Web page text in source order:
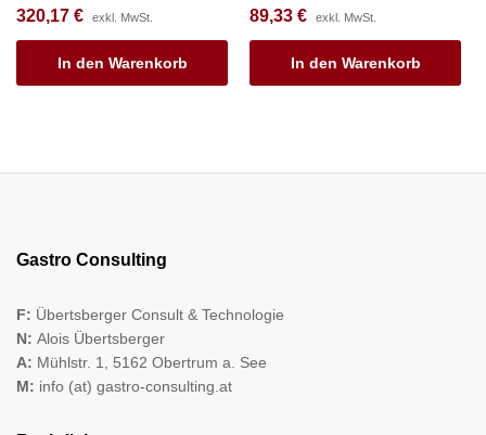
320,17 € exkl. MwSt.
In den Warenkorb
89,33 € exkl. MwSt.
In den Warenkorb
Gastro Consulting
F: Übertsberger Consult & Technologie
N: Alois Übertsberger
A: Mühlstr. 1, 5162 Obertrum a. See
M: info (at) gastro-consulting.at